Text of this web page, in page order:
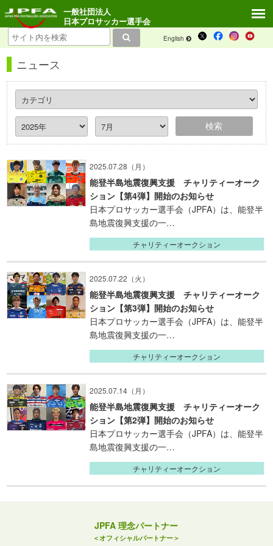
English
一般社団法人
日本プロサッカー選手会
ニュース
2025.07.28（月）
能登半島地震復興支援 チャリティーオーク
ション【第4弾】開始のお知らせ
日本プロサッカー選手会（JPFA）は、能登半
島地震復興支援の一…
チャリティーオークション
2025.07.22（火）
能登半島地震復興支援 チャリティーオーク
ション【第3弾】開始のお知らせ
日本プロサッカー選手会（JPFA）は、能登半
島地震復興支援の一…
チャリティーオークション
2025.07.14（月）
能登半島地震復興支援 チャリティーオーク
ション【第2弾】開始のお知らせ
日本プロサッカー選手会（JPFA）は、能登半
島地震復興支援の一…
チャリティーオークション
JPFA 理念パートナー
＜オフィシャルパートナー＞